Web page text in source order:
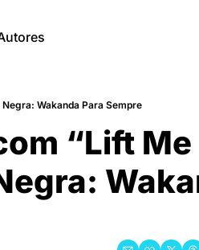
Wakanda Para Sempre
“Lift Me